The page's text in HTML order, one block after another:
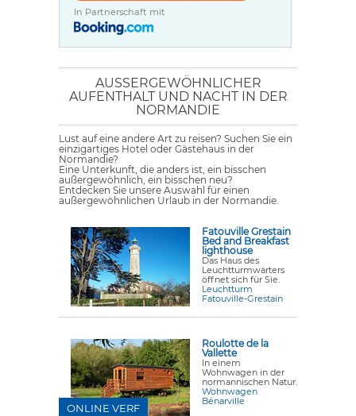
In Partnerschaft mit
AUSSERGEWÖHNLICHER A
UFENTHALT UND NACHT IN DER N
ORMANDIE
Lust auf eine andere Art zu reisen? Suchen Sie ein
einzigartiges Hotel oder Gästehaus in der
Normandie?
Eine Unterkunft, die anders ist, ein bisschen
außergewöhnlich, ein bisschen neu?
Entdecken Sie unsere Auswahl für einen
außergewöhnlichen Urlaub in der Normandie.
Fatouville Grestain
Bed and Breakfast
lighthouse
Das Haus des
Leuchtturmwärters
öffnet sich für Sie.
Leuchtturm
Fatouville-Grestain
Roulotte de la
Vallette
In einem
Wohnwagen in der
normannischen Natur.
Wohnwagen
Bénarville
ONLINE VERF